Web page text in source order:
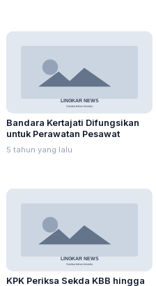
Bandara Kertajati Difungsikan
untuk Perawatan Pesawat
5 tahun yang lalu
KPK Periksa Sekda KBB hingga